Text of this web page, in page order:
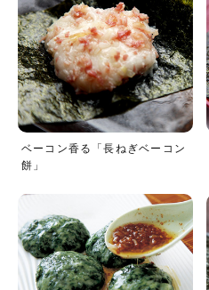
ベーコン香る「長ねぎベーコン
餅」